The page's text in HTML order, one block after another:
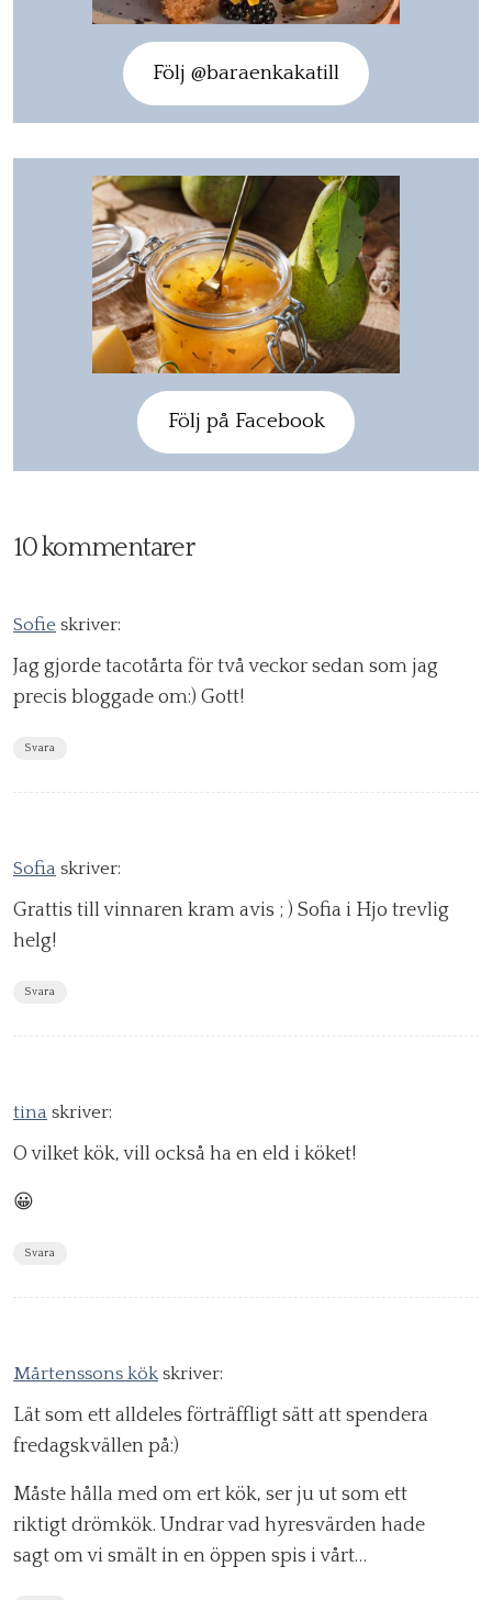
Följ @baraenkakatill
Följ på Facebook
10 kommentarer
Sofie skriver:
Jag gjorde tacotårta för två veckor sedan som jag
precis bloggade om:) Gott!
Svara
Sofia skriver:
Grattis till vinnaren kram avis ; ) Sofia i Hjo trevlig
helg!
Svara
tina skriver:
O vilket kök, vill också ha en eld i köket!
😀
Svara
Mårtenssons kök skriver:
Lät som ett alldeles förträffligt sätt att spendera
fredagskvällen på:)
Måste hålla med om ert kök, ser ju ut som ett
riktigt drömkök. Undrar vad hyresvärden hade
sagt om vi smält in en öppen spis i vårt…